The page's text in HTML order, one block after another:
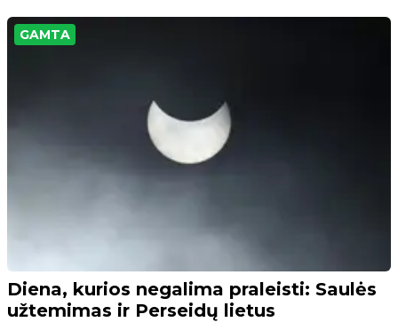
GAMTA
Diena, kurios negalima praleisti: Saulės
užtemimas ir Perseidų lietus